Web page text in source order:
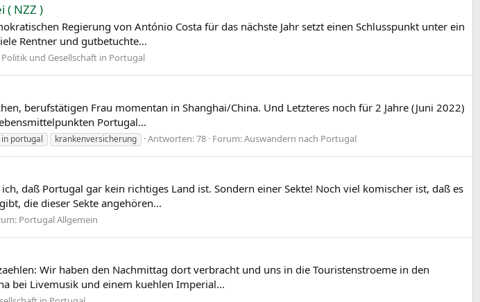
( NZZ )
Regierung von António Costa für das nächste Jahr setzt einen Schlusspunkt unter ein
Rentner und gutbetuchte...
Politik und Gesellschaft in Portugal
berufstätigen Frau momentan in Shanghai/China. Und Letzteres noch für 2 Jahre (Juni 2022)
Portugal...
portugal krankenversicherung Antworten: 78 Forum:Auswandern nach Portugal
daß Portugal gar kein richtiges Land ist. Sondern einer Sekte! Noch viel komischer ist, daß es
die dieser Sekte angehören...
Portugal Allgemein
Wir haben den Nachmittag dort verbracht und uns in die Touristenstroeme in den
bei Livemusik und einem kuehlen Imperial...